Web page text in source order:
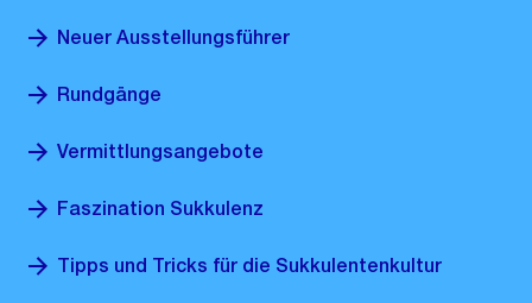
Neuer Ausstellungsführer
Rundgänge
Vermittlungsangebote
Faszination Sukkulenz
Tipps und Tricks für die Sukkulentenkultur